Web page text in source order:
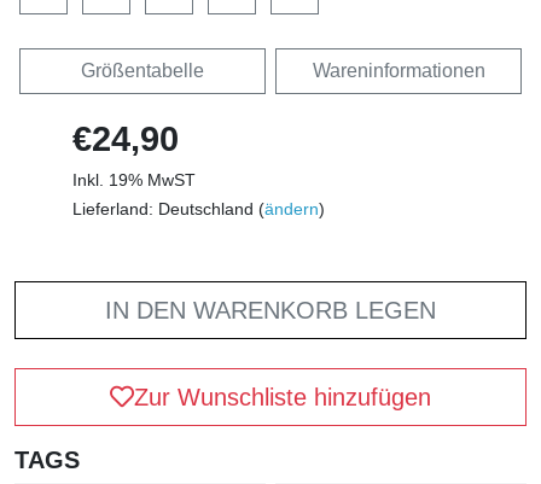
Größentabelle Wareninformationen
€24,90
Inkl. 19% MwST
Lieferland: Deutschland (ändern)
IN DEN WARENKORB LEGEN
Zur Wunschliste hinzufügen
TAGS